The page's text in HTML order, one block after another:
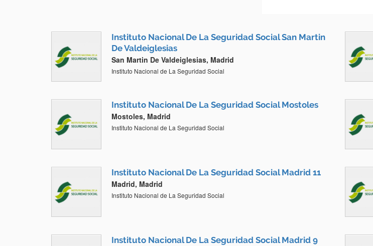
Instituto Nacional De La Seguridad Social San Martin
De Valdeiglesias
San Martin De Valdeiglesias, Madrid
Instituto Nacional de La Seguridad Social
Instituto Nacional De La Seguridad Social Mostoles
Mostoles, Madrid
Instituto Nacional de La Seguridad Social
Instituto Nacional De La Seguridad Social Madrid 11
Madrid, Madrid
Instituto Nacional de La Seguridad Social
Instituto Nacional De La Seguridad Social Madrid 9